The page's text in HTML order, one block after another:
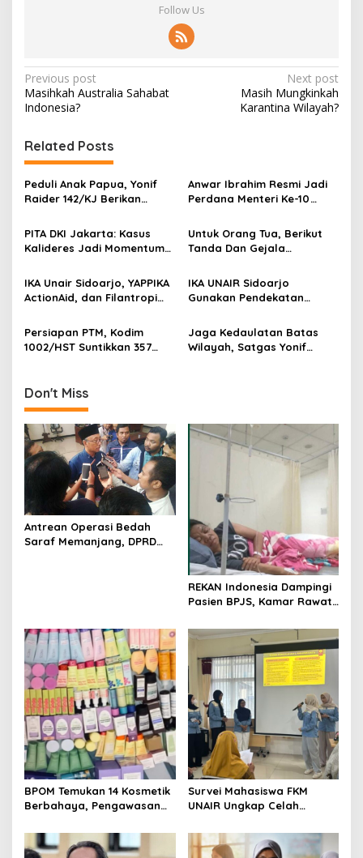
Follow Us
P
o
t
n
a
i
a
t
i
o
Previous post
Masihkah Australia Sahabat
Indonesia?
Next post
Masih Mungkinkah
Karantina Wilayah?
Related Posts
Peduli Anak Papua, Yonif
Raider 142/KJ Berikan
Dengan TMC
Anwar Ibrahim Resmi Jadi
Perdana Menteri Ke-10
Kepala Negara Pertama
Yang Langsung Ucapkan
PITA DKI Jakarta: Kasus
Kalideres Jadi Momentum
Untuk Orang Tua, Berikut
Tanda Dan Gejala
Anak
IKA Unair Sidoarjo, YAPPIKA
ActionAid, dan Filantropi
Sasar Lansia
IKA UNAIR Sidoarjo
Gunakan Pendekatan
Vaksinasi Lansia
Persiapan PTM, Kodim
1002/HST Suntikkan 357
Jaga Kedaulatan Batas
Wilayah, Satgas Yonif
Don't Miss
Antrean Operasi Bedah
Saraf Memanjang, DPRD
REKAN Indonesia Dampingi
Pasien BPJS, Kamar Rawat
BPOM Temukan 14 Kosmetik
Berbahaya, Pengawasan
Diperketat
Survei Mahasiswa FKM
UNAIR Ungkap Celah
Permukiman Surabaya